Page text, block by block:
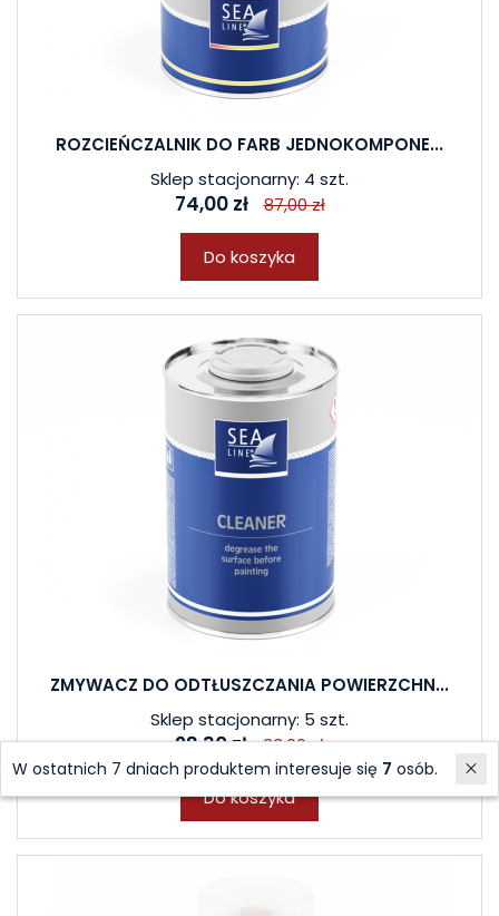
ROZCIEŃCZALNIK DO FARB JEDNOKOMPONE...
Sklep stacjonarny: 4 szt.
74,00 zł 87,00 zł
Do koszyka
ZMYWACZ DO ODTŁUSZCZANIA POWIERZCHN...
Sklep stacjonarny: 5 szt.
28,30 zł 33,00 zł
Do koszyka
W ostatnich 7 dniach produktem interesuje się 7 osób.